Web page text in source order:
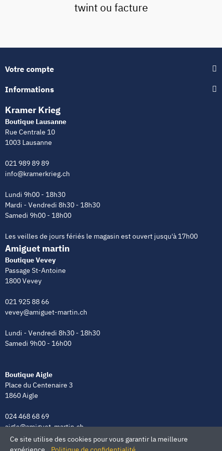
twint ou facture
Votre compte
Informations
Kramer Krieg
Boutique Lausanne
Rue Centrale 10
1003 Lausanne
021 989 89 89
info@kramerkrieg.ch
Lundi 9h00 - 18h30
Mardi - Vendredi 8h30 - 18h30
Samedi 9h00 - 18h00
Les veilles de jours fériés le magasin est ouvert jusqu'à 17h00
Amiguet martin
Boutique Vevey
Passage St-Antoine
1800 Vevey
021 925 88 66
vevey@amiguet-martin.ch
Lundi - Vendredi 8h30 - 18h30
Samedi 9h00 - 16h00
Boutique Aigle
Place du Centenaire 3
1860 Aigle
024 468 68 69
aigle@amiguet-martin.ch
Lundi - Vendredi 8h00 - 12h00 | 13h30 - 18h30
Ce site utilise des cookies pour vous garantir la meilleure